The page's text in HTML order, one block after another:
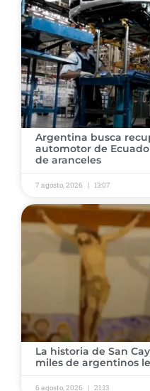
Argentina busca
automotor de
de aranceles
7 agosto, 2026 13:07
La historia de San
miles de argentinos
6 agosto, 2026 21:13